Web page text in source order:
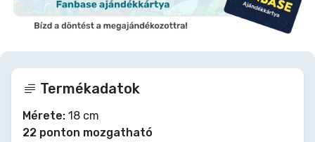
Termékadatok
Mérete: 18 cm
22 ponton mozgatható